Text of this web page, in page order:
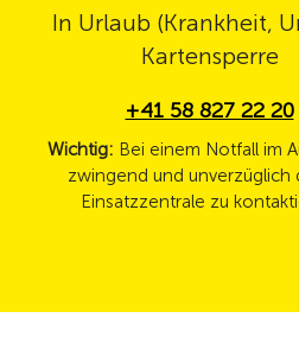
In Urlaub (Krankheit,
Kartensperre
+41 58 827 22 20
Wichtig: Bei einem Notfall im
zwingend und unverzüglich
Einsatzzentrale zu